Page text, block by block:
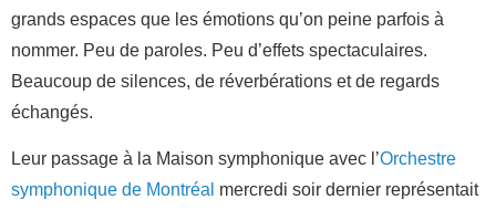
grands espaces que les émotions qu’on peine parfois à
nommer. Peu de paroles. Peu d’effets spectaculaires.
Beaucoup de silences, de réverbérations et de regards
échangés.
Leur passage à la Maison symphonique avec l’Orchestre
symphonique de Montréal mercredi soir dernier représentait